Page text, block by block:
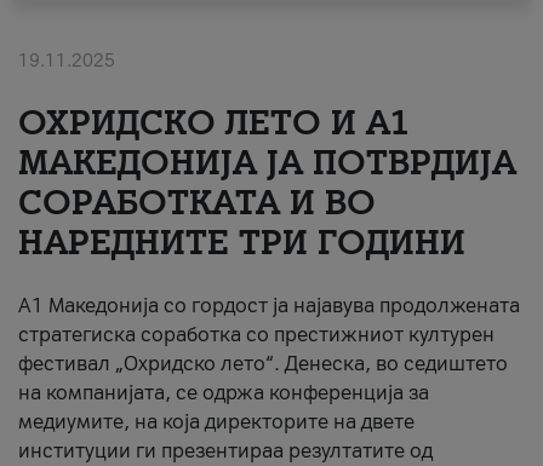
#ПодобарОнлајн
19.11.2025
ОХРИДСКО ЛЕТО И A1
МАКЕДОНИЈА ЈА ПОТВРДИЈА
СОРАБОТКАТА И ВО
НАРЕДНИТЕ ТРИ ГОДИНИ
A1 Македонија со гордост ја најавува продолжената
стратегиска соработка со престижниот културен
фестивал „Охридско лето“. Денеска, во седиштето
на компанијата, се одржа конференција за
медиумите, на која директорите на двете
институции ги презентираа резултатите од